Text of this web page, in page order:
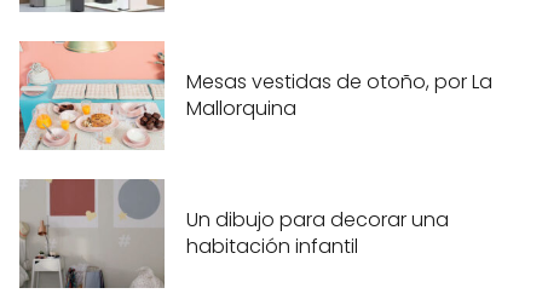
Mesas vestidas de otoño, por La
Mallorquina
Un dibujo para decorar una
habitación infantil